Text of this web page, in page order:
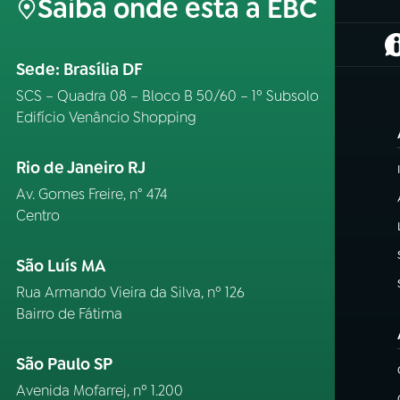
Saiba onde está a EBC
Sede: Brasília DF
SCS – Quadra 08 – Bloco B 50/60 – 1º Subsolo
Edifício Venâncio Shopping
Rio de Janeiro RJ
Av. Gomes Freire, n° 474
Centro
São Luís MA
Rua Armando Vieira da Silva, nº 126
Bairro de Fátima
São Paulo SP
Avenida Mofarrej, nº 1.200